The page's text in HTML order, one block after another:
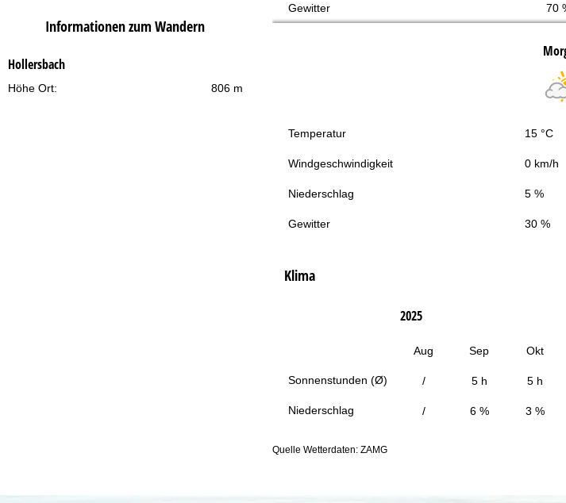
Informationen zum Wandern
Hollersbach
806 m
Höhe Ort:
Gewitter 70
Temperatur 15 °C
Windgeschwindigkeit 0 km/h
Niederschlag 5 %
Gewitter 30 %
Klima
Sonnenstunden (Ø)
Niederschlag
2025
Aug Sep Okt
/ 5 h 5 h
/ 6 % 3 %
Quelle Wetterdaten: ZAMG